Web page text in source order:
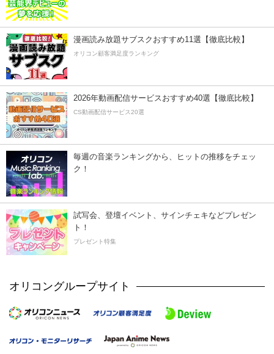
漫画読み放題サブスクおすすめ11選【徹底比較】
オリコン顧客満足度ランキング
2026年動画配信サービスおすすめ40選【徹底比較】
CS動画配信サービス20選
毎週の音楽ランキングから、ヒットの推移をチェッ
ク！
試写会、登壇イベント、サインチェキなどプレゼン
ト！
プレゼント特集
オリコングループサイト